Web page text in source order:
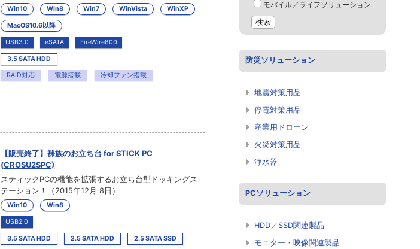
Win10 Win8 Win7 WinVista WinXP
MacOS10.6以降
USB3.0 eSATA FireWire800
3.5 SATA HDD
RAID対応 電源搭載 冷却ファン搭載
【販売終了】裸族のお立ち台 for STICK PC
(CROSU2SPC)
スティックPCの機能を拡張するお立ち台型ドッキングス
テーション！（2015年12月 8日）
Win10 Win8
USB2.0
3.5 SATA HDD 2.5 SATA HDD 2.5 SATA SSD
モバイル／ライフソリューション
防災ソリューション
地震対策用品
停電対策用品
産業用ドローン
火災対策用品
浄水器
PCソリューション
HDD／SSD関連製品
モニター・映像関連製品